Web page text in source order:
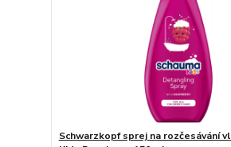
Schwarzkopf sprej na rozčesávání